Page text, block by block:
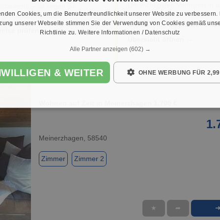
in Attendorn aktuell.
prüfen →
Region – Genossenschaften,
Unternehmen & private
1 / 1
Meinerzhagen, 58540
Zimmer Zimmer 2
★ ➦ ➜
Cookies, um die Benutzerfreundlichkeit unserer Website zu verbessern.
unserer Webseite stimmen Sie der Verwendung von Cookies gemäß
Richtlinie zu. Weitere Informationen / Datenschutz
Alle Partner anzeigen (602) →
& WEITER OHNE WERBUNG FÜR